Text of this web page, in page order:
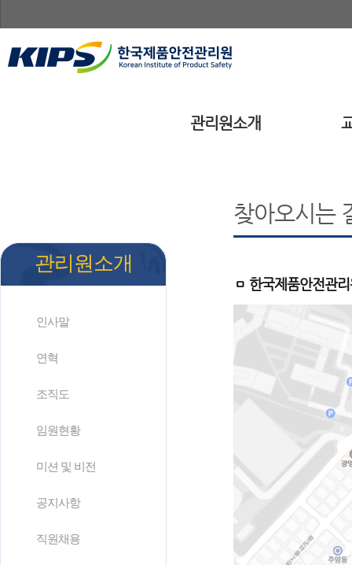
관리원소개
관리원소개
인사말
연혁
조직도
임원현황
미션 및 비전
공지사항
직원채용
찾아오시는
ㅁ 한국제품안전관